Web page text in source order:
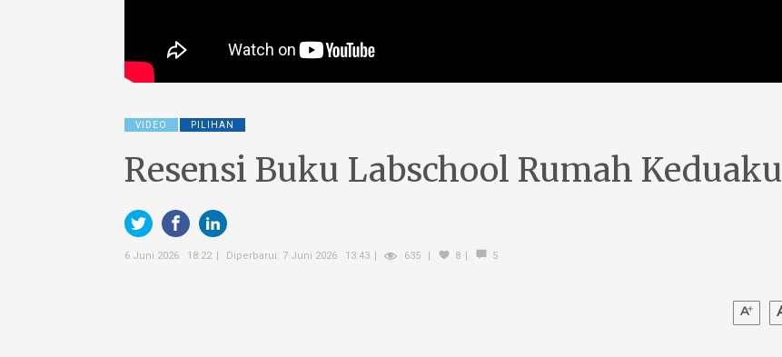
VIDEO PILIHAN
Resensi Buku Labschool Rumah Keduaku
6 Juni 2026 18:22 Diperbarui: 7 Juni 2026 13:43 635 8 5